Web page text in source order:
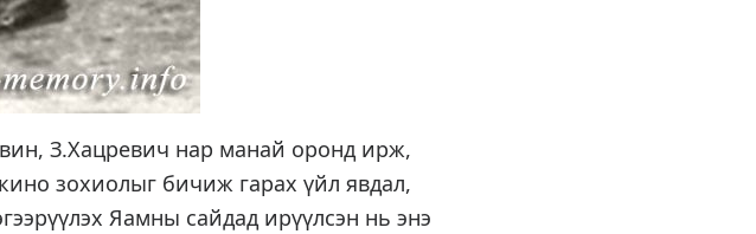
З.Хацревич нар манай оронд ирж,
зохиолыг бичиж гарах үйл явдал,
Яамны сайдад ирүүлсэн нь энэ